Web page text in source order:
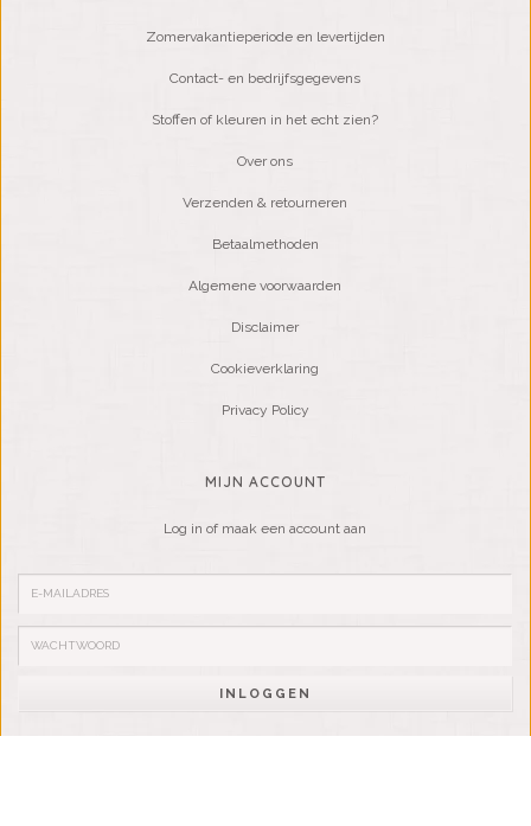
Zomervakantieperiode en levertijden
Contact- en bedrijfsgegevens
Stoffen of kleuren in het echt zien?
Over ons
Verzenden & retourneren
Betaalmethoden
Algemene voorwaarden
Disclaimer
Cookieverklaring
Privacy Policy
MIJN ACCOUNT
Log in of maak een account aan
INLOGGEN